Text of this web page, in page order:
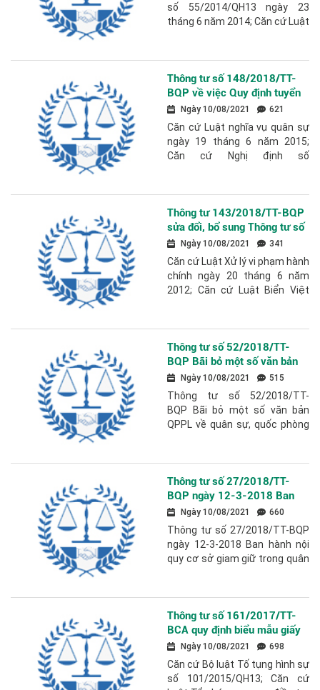
số 55/2014/QH13 ngày 23
tháng 6 năm 2014; Căn cứ Luật
11 năm 2003; Luật...
Thông tư số 148/2018/TT-
BQP về việc Quy định tuyển
chọn và gọi công dân nhập
ngũ.
Ngày 10/08/2021 621
Căn cứ Luật nghĩa vụ quân sự
ngày 19 tháng 6 năm 2015;
Căn cứ Nghị định số
phủ quy định chức năng,
nhiệm...
Thông tư 143/2018/TT-BQP
sửa đổi, bổ sung Thông tư số
130/2014/TT-BQP hướng
dẫn thực hiện Nghị định
162/2013/NĐ-CP về xử phạt
vi phạm hành chính trên các
vùng biển, đảo, thềm lục địa
Ngày 10/08/2021 341
Căn cứ Luật Xử lý vi phạm hành
chính ngày 20 tháng 6 năm
2012; Căn cứ Luật Biển Việt
số 162/2013/NĐ-CP...
Thông tư số 52/2018/TT-
BQP Bãi bỏ một số văn bản
QPPL về quân sự, quốc
phòng do Bộ trưởng BQP ban
hành, liên tịch ban hành
Ngày 10/08/2021 515
Thông tư số 52/2018/TT-
BQP Bãi bỏ một số văn bản
QPPL về quân sự, quốc phòng
ban hành văn...
Thông tư số 27/2018/TT-
BQP ngày 12-3-2018 Ban
hành nội quy cơ sở giam giữ
trong quân đội nhân dân
Ngày 10/08/2021 660
Thông tư số 27/2018/TT-BQP
ngày 12-3-2018 Ban hành nội
quy cơ sở giam giữ trong quân
25 tháng 11 năm...
Thông tư số 161/2017/TT-
BCA quy định biểu mẫu giấy
tờ, sổ sách về điều tra hình
sự
Ngày 10/08/2021 698
Căn cứ Bộ luật Tố tụng hình sự
số 101/2015/QH13; Căn cứ